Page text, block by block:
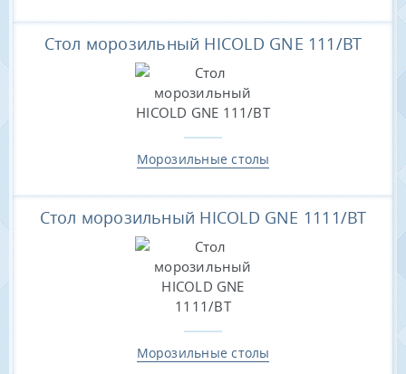
Стол морозильный HICOLD GNE 111/BT
Морозильные столы
Стол морозильный HICOLD GNE 1111/BT
Морозильные столы